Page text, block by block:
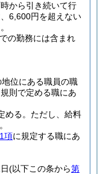
から引き続いて行
6,600円を超えない
の勤務には含まれ
位にある職員の職
則で定める職にあ
る。 ただし、給料
項に規定する職にあ
(以下この条から第